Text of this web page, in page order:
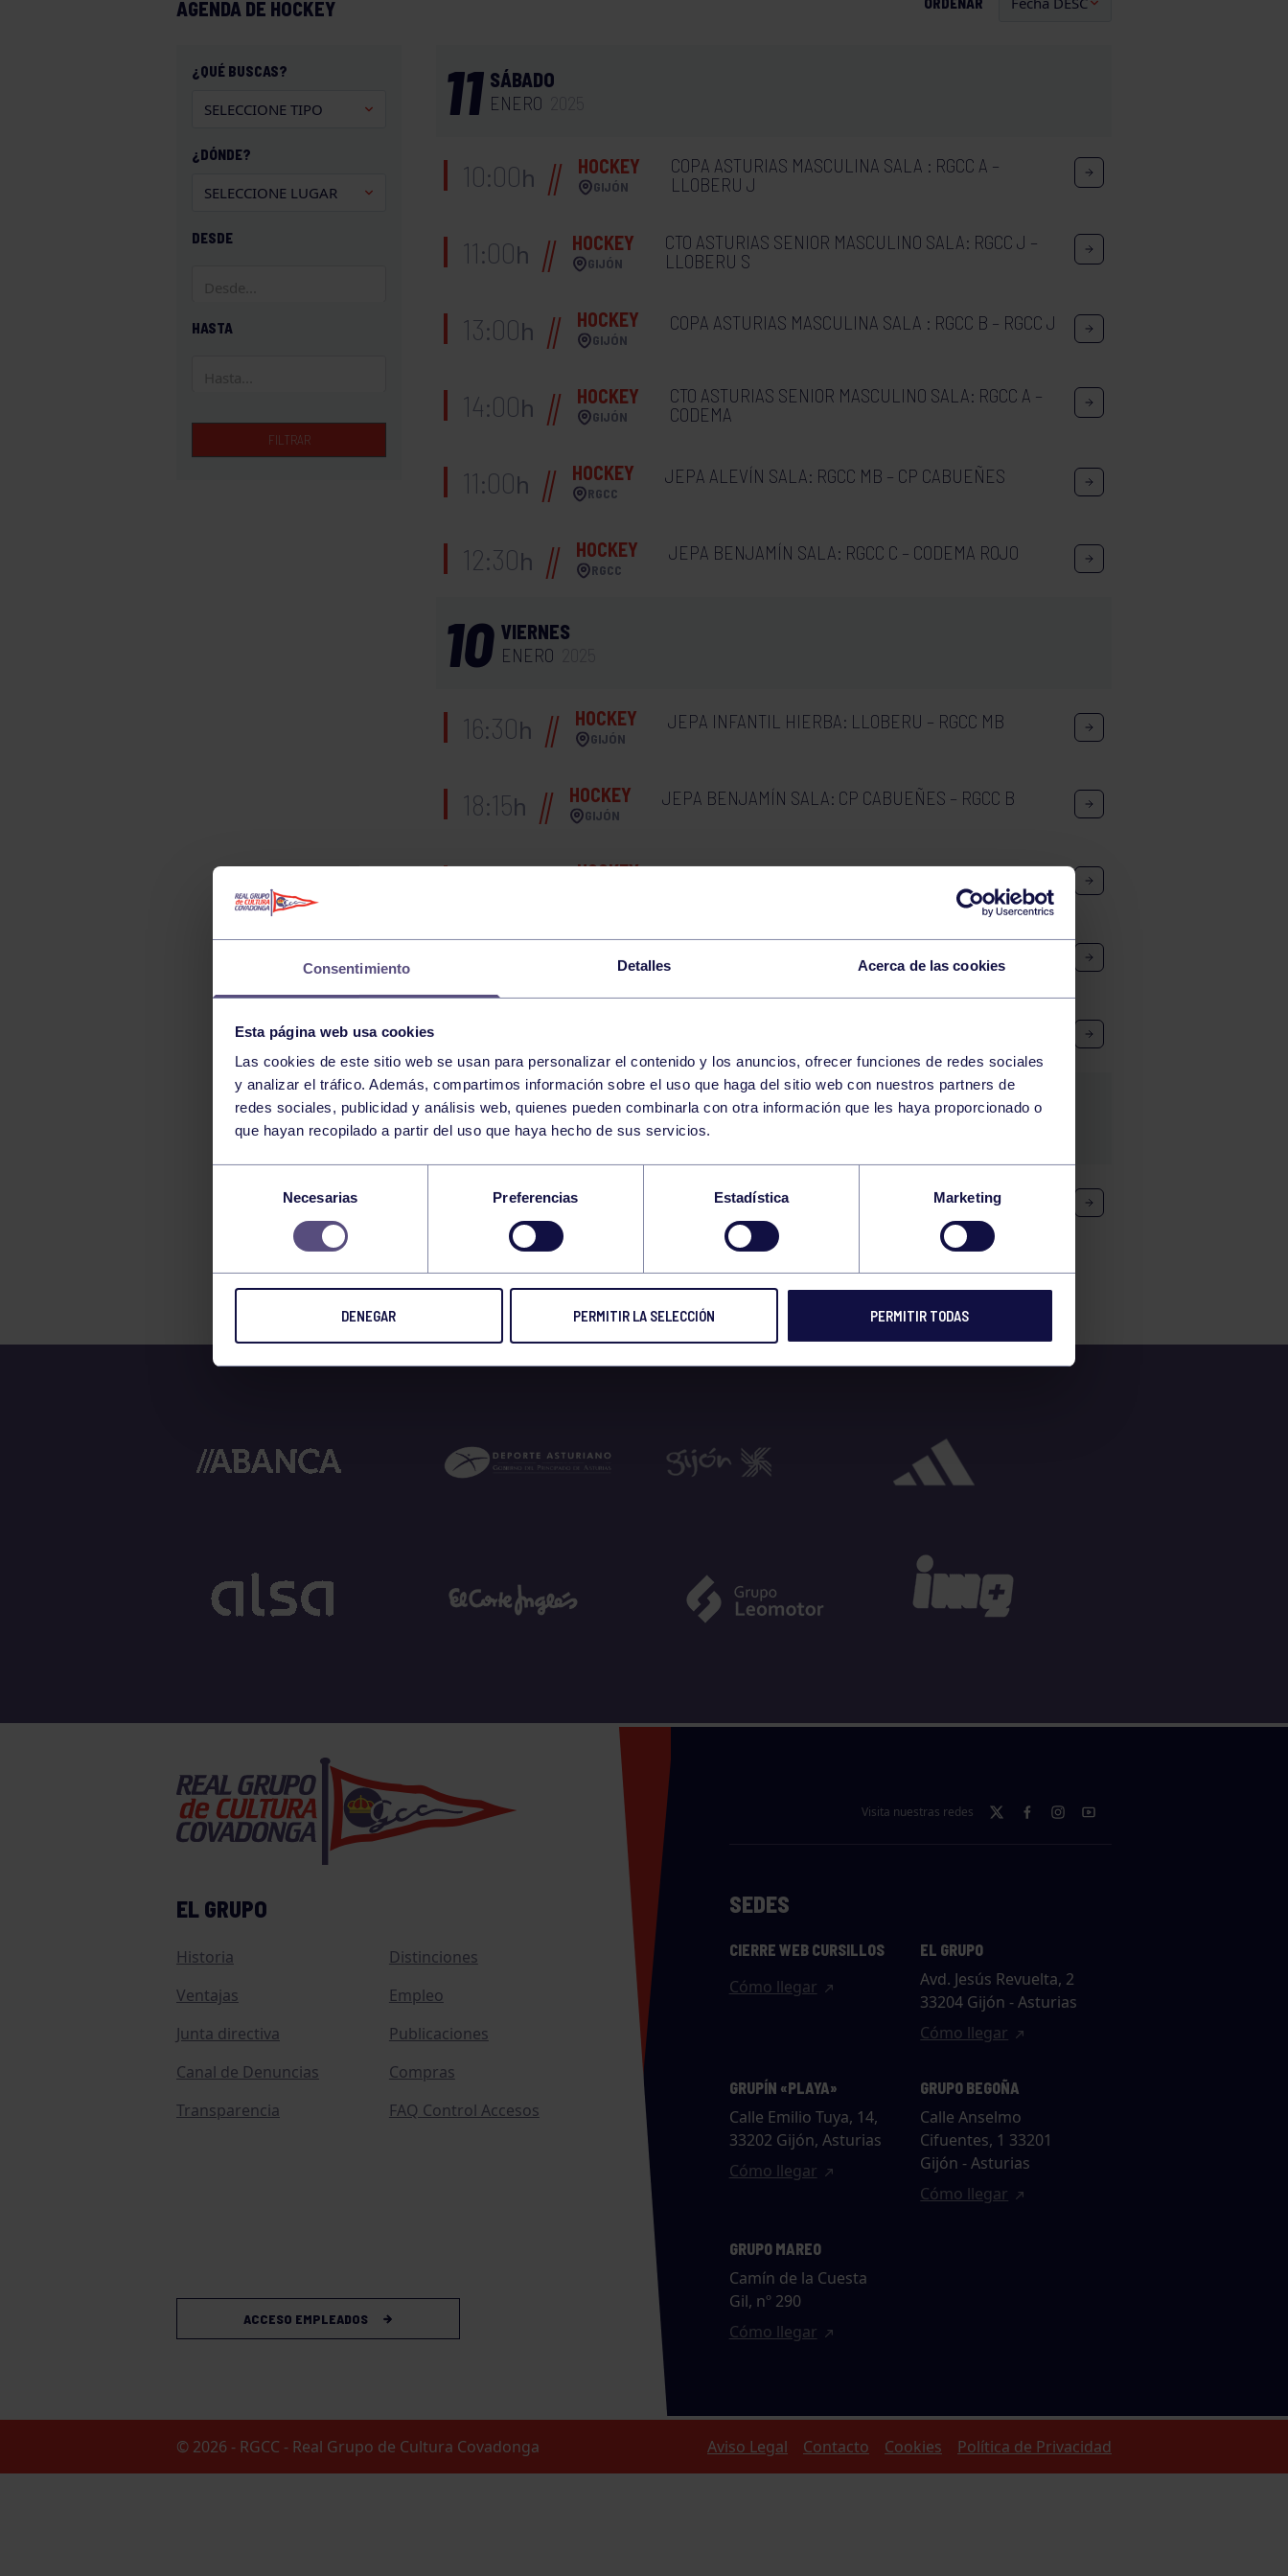
Consentimiento Detalles Acerca de las cookies
Esta página web usa cookies
Las cookies de este sitio web se usan para personalizar el contenido y los anuncios, ofrecer funciones de redes sociales
y analizar el tráfico. Además, compartimos información sobre el uso que haga del sitio web con nuestros partners de
redes sociales, publicidad y análisis web, quienes pueden combinarla con otra información que les haya proporcionado o
que hayan recopilado a partir del uso que haya hecho de sus servicios.
consentimiento
Necesarias Preferencias Estadística Marketing
DENEGAR PERMITIR LA SELECCIÓN PERMITIR TODAS
AGENDA DE HOCKEY
¿QUÉ BUSCAS?
¿DÓNDE?
DESDE
HASTA
FILTRAR
11 SÁBADO
ENERO
10:00h HOCKEY
GIJÓN
COPA ASTURIAS MASCULINA SALA : RGCC A –
LLOBERU J
11:00h HOCKEY
GIJÓN
CTO ASTURIAS SENIOR MASCULINO SALA: RGCC J –
LLOBERU S
13:00h HOCKEY
GIJÓN
COPA ASTURIAS MASCULINA SALA : RGCC B – RGCC J
14:00h HOCKEY
GIJÓN
CTO ASTURIAS SENIOR MASCULINO SALA: RGCC A –
CODEMA
11:00h HOCKEY
RGCC
JEPA ALEVÍN SALA: RGCC MB – CP CABUEÑES
12:30h HOCKEY
RGCC
JEPA BENJAMÍN SALA: RGCC C – CODEMA ROJO
10 VIERNES
ENERO
16:30h HOCKEY
GIJÓN
JEPA INFANTIL HIERBA: LLOBERU – RGCC MB
18:15h HOCKEY
GIJÓN
JEPA BENJAMÍN SALA: CP CABUEÑES – RGCC B
HOCKEY JEPA INFANTIL HIERBA: RGCC FA – UNIV. LABORAL
HOCKEY
RGCC
21 SÁBADO
DICIEMBRE 2024
12:00h HOCKEY JEPA INFANTIL HIERBA: RGCC MA – LLOBERU
EL GRUPO
Historia
Distinciones
Ventajas
Empleo
Junta directiva
Publicaciones
Canal de Denuncias
Compras
Transparencia
FAQ Control Accesos
ACCESO EMPLEADOS
Visita nuestras redes
SEDES
CIERRE WEB CURSILLOS
Cómo llegar
EL GRUPO
Avd. Jesús Revuelta, 2
33204 Gijón - Asturias
Cómo llegar
GRUPÍN «PLAYA»
Calle Emilio Tuya, 14,
33202 Gijón, Asturias
Cómo llegar
GRUPO BEGOÑA
Calle Anselmo
Cifuentes, 1 33201
Gijón - Asturias
Cómo llegar
GRUPO MAREO
Camín de la Cuesta
Gil, nº 290
Cómo llegar
© 2026 - RGCC - Real Grupo de Cultura Covadonga Aviso Legal Contacto Cookies Política de Privacidad